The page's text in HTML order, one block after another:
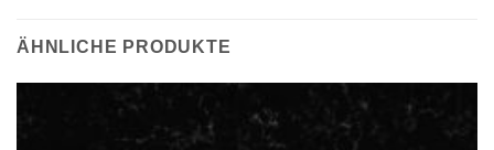
ÄHNLICHE PRODUKTE